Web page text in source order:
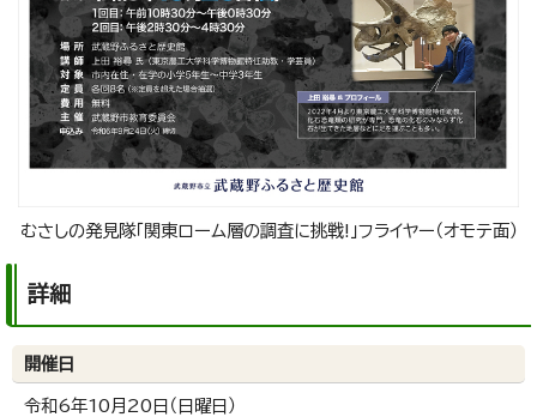
むさしの発見隊「関東ローム層の調査に挑戦!」フライヤー（オモテ面）
詳細
開催日
令和6年10月20日（日曜日）